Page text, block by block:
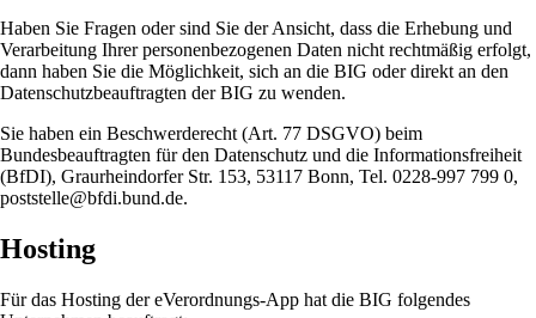
Haben Sie Fragen oder sind Sie der Ansicht, dass die Erhebung und
Verarbeitung Ihrer personenbezogenen Daten nicht rechtmäßig erfolgt,
dann haben Sie die Möglichkeit, sich an die BIG oder direkt an den
Datenschutzbeauftragten der BIG zu wenden.
Sie haben ein Beschwerderecht (Art. 77 DSGVO) beim
Bundesbeauftragten für den Datenschutz und die Informationsfreiheit
(BfDI), Graurheindorfer Str. 153, 53117 Bonn, Tel. 0228‑997 799 0,
poststelle@bfdi.bund.de.
Hosting
Für das Hosting der eVerordnungs-App hat die BIG folgendes